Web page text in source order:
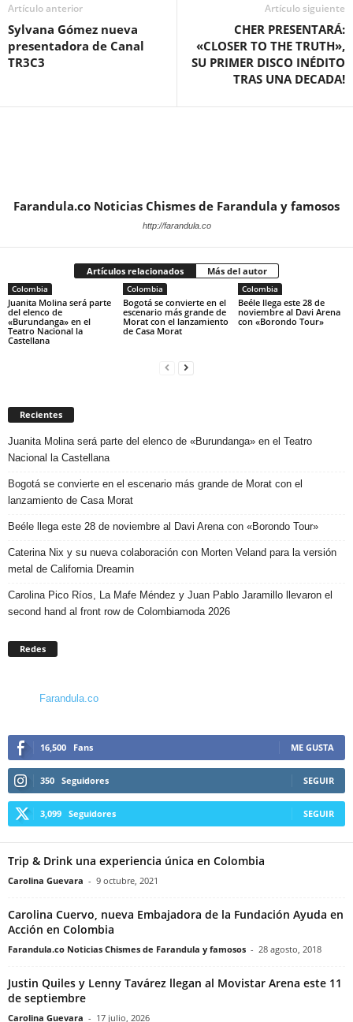
Artículo anterior
Sylvana Gómez nueva
presentadora de Canal
TR3C3
Artículo siguiente
CHER PRESENTARÁ:
«CLOSER TO THE TRUTH»,
SU PRIMER DISCO INÉDITO
TRAS UNA DECADA!
Farandula.co Noticias Chismes de Farandula y famosos
http://farandula.co
Artículos relacionados Más del autor
Colombia
Juanita Molina será parte
del elenco de
«Burundanga» en el
Teatro Nacional la
Castellana
Colombia
Bogotá se convierte en el
escenario más grande de
Morat con el lanzamiento
de Casa Morat
Colombia
Beéle llega este 28 de
noviembre al Davi Arena
con «Borondo Tour»
Recientes
Juanita Molina será parte del elenco de «Burundanga» en el Teatro
Nacional la Castellana
Bogotá se convierte en el escenario más grande de Morat con el
lanzamiento de Casa Morat
Beéle llega este 28 de noviembre al Davi Arena con «Borondo Tour»
Caterina Nix y su nueva colaboración con Morten Veland para la versión
metal de California Dreamin
Carolina Pico Ríos, La Mafe Méndez y Juan Pablo Jaramillo llevaron el
second hand al front row de Colombiamoda 2026
Redes
Farandula.co
16,500 Fans ME GUSTA
350 Seguidores SEGUIR
3,099 Seguidores SEGUIR
Trip & Drink una experiencia única en Colombia
Carolina Guevara - 9 octubre, 2021
Carolina Cuervo, nueva Embajadora de la Fundación Ayuda en
Acción en Colombia
Farandula.co Noticias Chismes de Farandula y famosos - 28 agosto, 2018
Justin Quiles y Lenny Tavárez llegan al Movistar Arena este 11
de septiembre
Carolina Guevara - 17 julio, 2026